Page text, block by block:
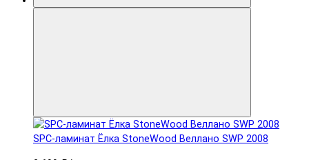
SPC-ламинат Ëлка StoneWood Веллано SWP 2008